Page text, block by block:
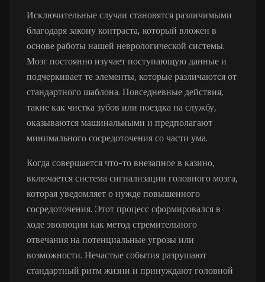
Исключительные случаи становятся различимыми
благодаря закону контраста, который вложен в
основе работы нашей неврологической системы.
Мозг постоянно изучает поступающую данные и
подчеркивает те элементы, которые различаются от
стандартного шаблона. Повседневные действия,
такие как чистка зубов или поездка на службу,
оказываются машинальными и предполагают
минимального сосредоточения со части ума.
Когда совершается что-то внезапное в казино,
включается система сигнализации головного мозга,
которая уведомляет о нужде повышенного
сосредоточения. Этот процесс сформировался в
ходе эволюции как метод стремительного
отвечания на потенциальные угрозы или
возможности. Нечастые события разрушают
стандартный ритм жизни и принуждают головной